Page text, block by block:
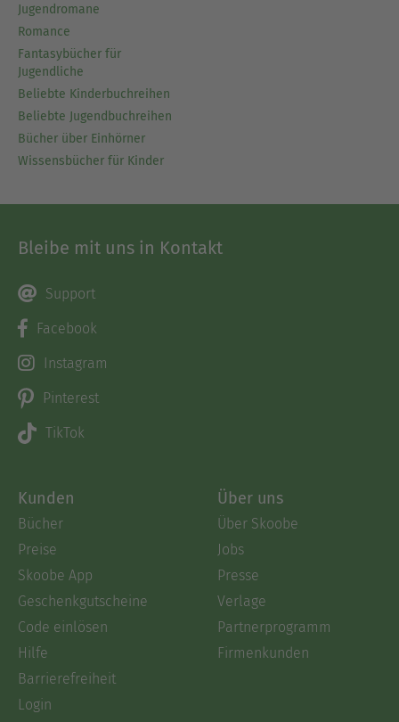
Jugendromane
Romance
Fantasybücher für
Jugendliche
Beliebte Kinderbuchreihen
Beliebte Jugendbuchreihen
Bücher über Einhörner
Wissensbücher für Kinder
Bleibe mit uns in Kontakt
Support
Facebook
Instagram
Pinterest
TikTok
Kunden
Bücher
Preise
Skoobe App
Geschenkgutscheine
Code einlösen
Hilfe
Barrierefreiheit
Login
Über uns
Über Skoobe
Jobs
Presse
Verlage
Partnerprogramm
Firmenkunden